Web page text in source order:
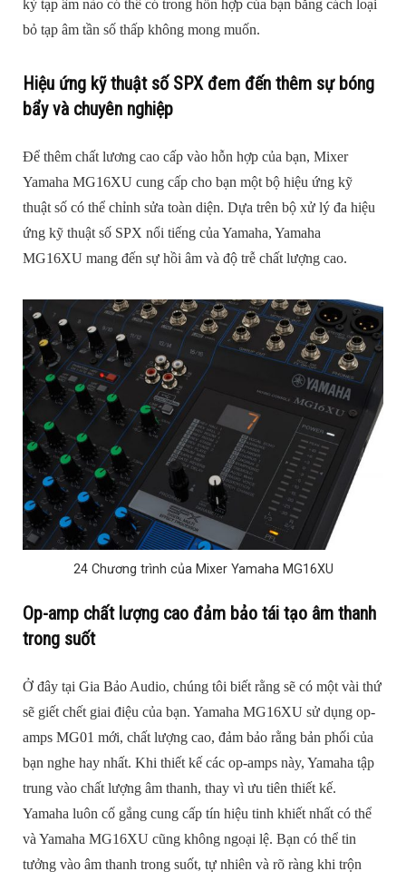
kỳ tạp âm nào có thể có trong hỗn hợp của bạn bằng cách loại
bỏ tạp âm tần số thấp không mong muốn.
Hiệu ứng kỹ thuật số SPX đem đến thêm sự bóng
bẩy và chuyên nghiệp
Để thêm chất lương cao cấp vào hỗn hợp của bạn, Mixer
Yamaha MG16XU cung cấp cho bạn một bộ hiệu ứng kỹ
thuật số có thể chỉnh sửa toàn diện. Dựa trên bộ xử lý đa hiệu
ứng kỹ thuật số SPX nổi tiếng của Yamaha, Yamaha
MG16XU mang đến sự hồi âm và độ trễ chất lượng cao.
24 Chương trình của Mixer Yamaha MG16XU
Op-amp chất lượng cao đảm bảo tái tạo âm thanh
trong suốt
Ở đây tại Gia Bảo Audio, chúng tôi biết rằng sẽ có một vài thứ
sẽ giết chết giai điệu của bạn. Yamaha MG16XU sử dụng op-
amps MG01 mới, chất lượng cao, đảm bảo rằng bản phối của
bạn nghe hay nhất. Khi thiết kế các op-amps này, Yamaha tập
trung vào chất lượng âm thanh, thay vì ưu tiên thiết kế.
Yamaha luôn cố gắng cung cấp tín hiệu tinh khiết nhất có thể
và Yamaha MG16XU cũng không ngoại lệ. Bạn có thể tin
tưởng vào âm thanh trong suốt, tự nhiên và rõ ràng khi trộn